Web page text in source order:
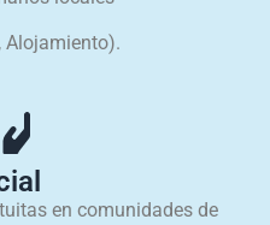
Alojamiento).
en comunidades de